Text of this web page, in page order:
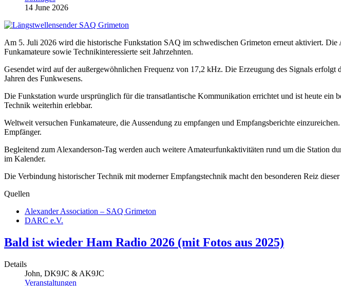
14 June 2026
Am 5. Juli 2026 wird die historische Funkstation SAQ im schwedischen Grimeton erneut aktiviert.
Funkamateure sowie Technikinteressierte seit Jahrzehnten.
Gesendet wird auf der außergewöhnlichen Frequenz von 17,2 kHz. Die Erzeugung des Signals
Jahren des Funkwesens.
Die Funkstation wurde ursprünglich für die transatlantische Kommunikation errichtet und ist heute
Technik weiterhin erlebbar.
Weltweit versuchen Funkamateure, die Aussendung zu empfangen und Empfangsberichte
Empfänger.
Begleitend zum Alexanderson-Tag werden auch weitere Amateurfunkaktivitäten rund um die Station
im Kalender.
Die Verbindung historischer Technik mit moderner Empfangstechnik macht den besonderen Reiz
Quellen
Alexander Association – SAQ Grimeton
DARC e.V.
Bald ist wieder Ham Radio 2026 (mit Fotos aus 2025)
Details
John, DK9JC & AK9JC
Veranstaltungen